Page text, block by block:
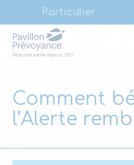
contenu
principal
(LVL1)
Particulier
Comment
l’Alerte